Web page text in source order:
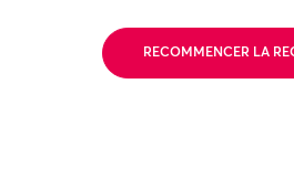
RECOMMENCER LA